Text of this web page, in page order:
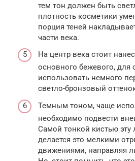
тем тон должен быть
плотность косметики
порция теней
части века.
На центр века стоит
основного бежевого, для
использовать немного
светло-бронзовый
Темным тоном, чаще
необходимо подвести
Самой тонкой кистью эту
делается это мелкими
движениями, направляя